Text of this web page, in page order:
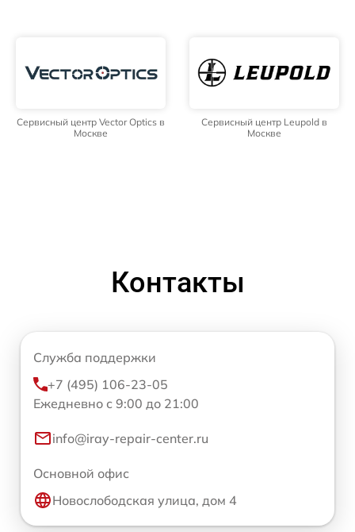
Сервисный центр Vector Optics в
Москве
Сервисный центр Leupold в
Москве
Контакты
Служба поддержки
+7 (495) 106-23-05
Ежедневно с 9:00 до 21:00
info@iray-repair-center.ru
Основной офис
Новослободская улица, дом 4